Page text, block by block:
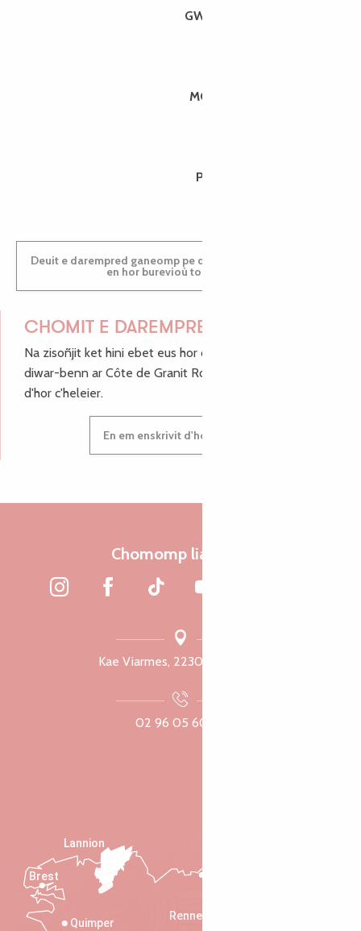
GWENAËLLE
MORGANE
PAULINE
Deuit e darempred ganeomp pe deuit da welet ac'hanomp
en hor burevioù touristerezh
CHOMIT E DAREMPRED !
Na zisoñjit ket hini ebet eus hor c'hinnigoù mat ha keleier
diwar-benn ar Côte de Granit Rose, enskrivit hoc'h anv
d'hor c'heleier.
En em enskrivit d'hor c'heleier
Chomomp liammet
Kae Viarmes, 22300 Lannuon
02 96 05 60 70
Rennes
Quimper
Lannion
Brest